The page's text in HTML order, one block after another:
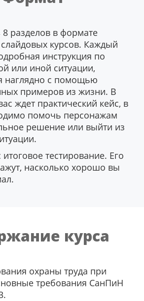
8 разделов в формате
курсов. Каждый
инструкция по
или иной ситуации,
наглядно с помощью
примеров из жизни. В
ждет практический кейс, в
помочь персонажам
решение или выйти из
тестирование. Его
насколько хорошо вы
курса
охраны труда при
требования СанПиН